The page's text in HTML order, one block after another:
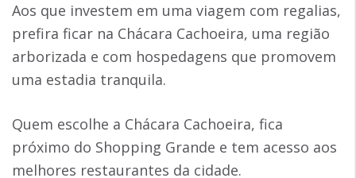
Aos que investem em uma viagem com regalias,
prefira ficar na Chácara Cachoeira, uma região
arborizada e com hospedagens que promovem
uma estadia tranquila.
Quem escolhe a Chácara Cachoeira, fica
próximo do Shopping Grande e tem acesso aos
melhores restaurantes da cidade.